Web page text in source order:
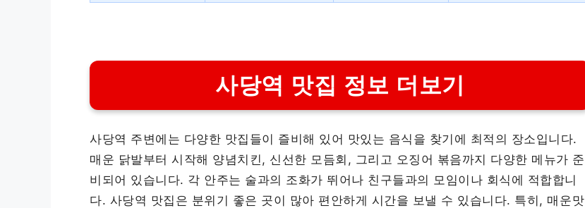
사당역 맛집 정보 더보기
사당역 주변에는 다양한 맛집들이 즐비해 있어 맛있는 음식을 찾기에 최적의 장소입니다.
매운 닭발부터 시작해 양념치킨, 신선한 모듬회, 그리고 오징어 볶음까지 다양한 메뉴가 준
비되어 있습니다. 각 안주는 술과의 조화가 뛰어나 친구들과의 모임이나 회식에 적합합니
다. 사당역 맛집은 분위기 좋은 곳이 많아 편안하게 시간을 보낼 수 있습니다. 특히, 매운맛